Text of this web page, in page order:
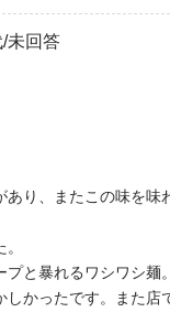
/未回答
あり、またこの味を味
プと暴れるワシワシ麺
しかったです。また店